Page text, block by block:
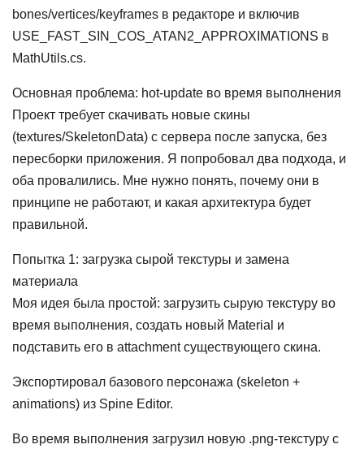
bones/vertices/keyframes в редакторе и включив
USE_FAST_SIN_COS_ATAN2_APPROXIMATIONS в
MathUtils.cs.
Основная проблема: hot-update во время выполнения
Проект требует скачивать новые скины
(textures/SkeletonData) с сервера после запуска, без
пересборки приложения. Я попробовал два подхода, и
оба провалились. Мне нужно понять, почему они в
принципе не работают, и какая архитектура будет
правильной.
Попытка 1: загрузка сырой текстуры и замена
материала
Моя идея была простой: загрузить сырую текстуру во
время выполнения, создать новый Material и
подставить его в attachment существующего скина.
Экспортировал базового персонажа (skeleton +
animations) из Spine Editor.
Во время выполнения загрузил новую .png-текстуру с